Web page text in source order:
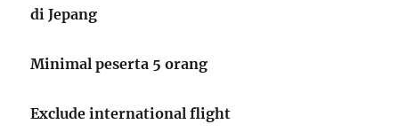
di Jepang
Minimal peserta 5 orang
Exclude international flight